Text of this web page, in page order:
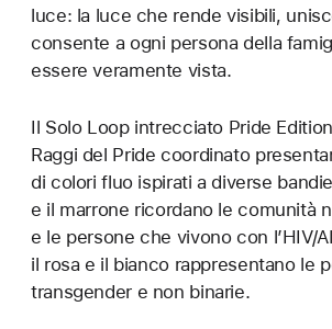
luce: la luce che rende visibili,
consente a ogni persona della
essere veramente vista.
Il Solo Loop intrecciato Pride
Raggi del Pride coordinato
di colori fluo ispirati a diverse
e il marrone ricordano le comunità
e le persone che vivono con l’HIV/
il rosa e il bianco rappresentano le
transgender e non binarie.